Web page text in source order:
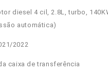
diesel 4 cil, 2.8L, turbo,
automática)
2022
caixa de transferência